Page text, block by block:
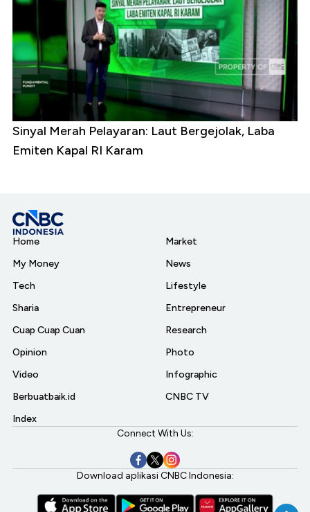
Sinyal Merah Pelayaran: Laut Bergejolak, Laba
Emiten Kapal RI Karam
Home
My Money
Tech
Sharia
Cuap Cuap Cuan
Opinion
Video
Berbuatbaik.id
Index
Market
News
Lifestyle
Entrepreneur
Research
Photo
Infographic
CNBC TV
Connect With Us:
Download aplikasi CNBC Indonesia: